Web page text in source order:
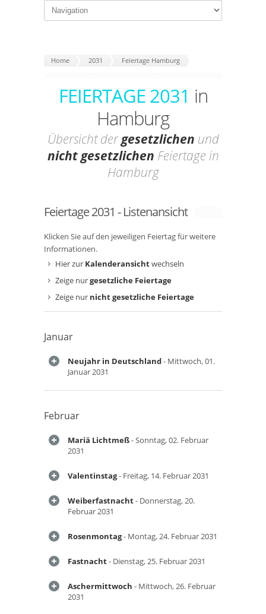
Home 2031 Feiertage Hamburg
FEIERTAGE 2031 in
Hamburg
Übersicht dergesetzlichen und
nicht gesetzlichen Feiertage in
Hamburg
Feiertage 2031 - Listenansicht
Klicken Sie auf den jeweiligen Feiertag für weitere
Informationen.
Hier zur Kalenderansichtwechseln
Zeige nurgesetzliche Feiertage
Zeige nur nicht gesetzliche Feiertage
Januar
Neujahr in Deutschland- Mittwoch, 01.
Januar 2031
Februar
Mariä Lichtmeß- Sonntag, 02. Februar
2031
Valentinstag- Freitag, 14. Februar 2031
Weiberfastnacht- Donnerstag, 20.
Februar 2031
Rosenmontag- Montag, 24. Februar 2031
Fastnacht- Dienstag, 25. Februar 2031
Aschermittwoch - Mittwoch, 26. Februar
2031